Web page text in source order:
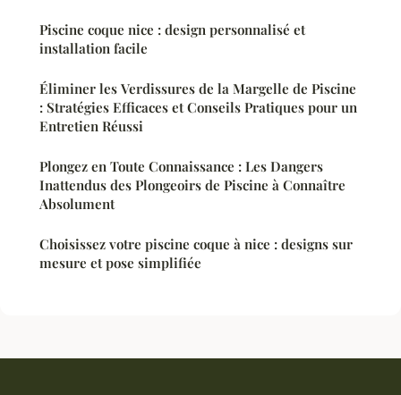
Piscine coque nice : design personnalisé et
installation facile
Éliminer les Verdissures de la Margelle de Piscine
: Stratégies Efficaces et Conseils Pratiques pour un
Entretien Réussi
Plongez en Toute Connaissance : Les Dangers
Inattendus des Plongeoirs de Piscine à Connaître
Absolument
Choisissez votre piscine coque à nice : designs sur
mesure et pose simplifiée